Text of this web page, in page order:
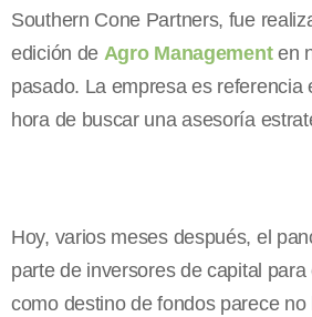
Southern Cone Partners, fue
edición de Agro Managementen
pasado. La empresa es referencia
hora de buscar una asesoría
Hoy, varios meses después, el
parte de inversores de capital
como destino de fondos parece